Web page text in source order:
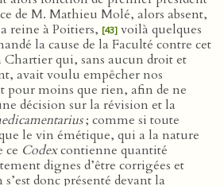
de M. Mathieu Molé, alors absent,
reine à Poitiers, [43] voilà quelques
la cause de la Faculté contre cet
Chartier qui, sans aucun droit et
avait voulu empêcher nos
pour moins que rien, afin de ne
décision sur la révision et la
; comme si toute
le vin émétique, qui a la nature
ce Codexcontienne quantité
dignes d’être corrigées et
donc présenté devant la